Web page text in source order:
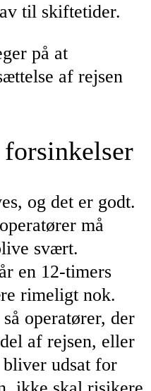
til skiftetider.
på at
af rejsen
og det er godt.
må
svært.
en 12-timers
rimeligt nok.
operatører, der
af rejsen, eller
udsat for